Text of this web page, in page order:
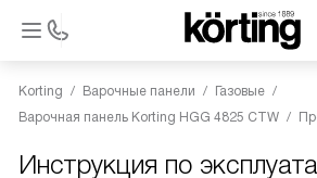
Korting Варочные панели
Газовые
Варочная панель Korting HGG 4825 CTW
Инструкция по